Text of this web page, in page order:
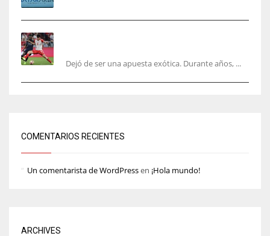
Dejó de ser una apuesta exótica. Durante años, ...
COMENTARIOS RECIENTES
Un comentarista de WordPressen ¡Hola mundo!
ARCHIVES